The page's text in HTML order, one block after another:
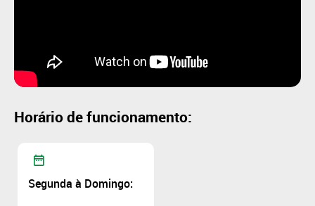
Horário de funcionamento:
Segunda à Domingo: